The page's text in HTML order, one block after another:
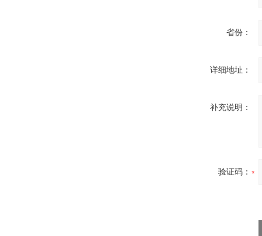
省份：
详细地址：
补充说明：
验证码：